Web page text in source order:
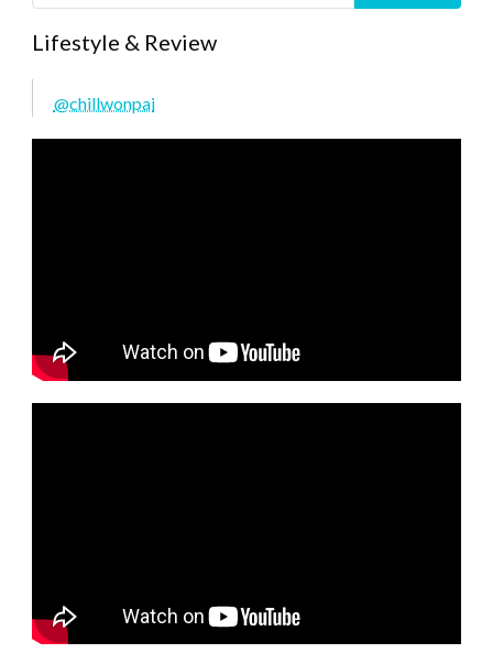
Lifestyle & Review
@chillwonpai